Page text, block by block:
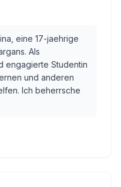
eine 17-jaehrige
Als
engagierte Studentin
und anderen
Ich beherrsche